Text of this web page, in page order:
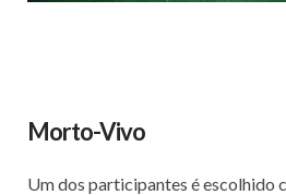
Morto-Vivo
Um dos participantes é escolhido